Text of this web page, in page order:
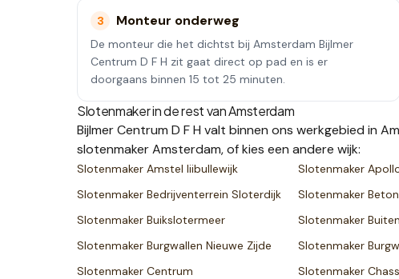
3 Monteur onderweg
De monteur die het dichtst bij Amsterdam Bijlmer
Centrum D F H zit gaat direct op pad en is er
doorgaans binnen 15 tot 25 minuten.
Slotenmaker in de rest vanAmsterdam
Bijlmer Centrum D F H valt binnen ons werkgebied in
slotenmakerAmsterdam, of kies een andere wijk:
Slotenmaker Amstel Iiibullewijk Slotenmaker
Slotenmaker Bedrijventerrein Sloterdijk Slotenmaker
Slotenmaker Buikslotermeer Slotenmaker
Slotenmaker Burgwallen Nieuwe Zijde Slotenmaker
Slotenmaker Centrum Slotenmaker